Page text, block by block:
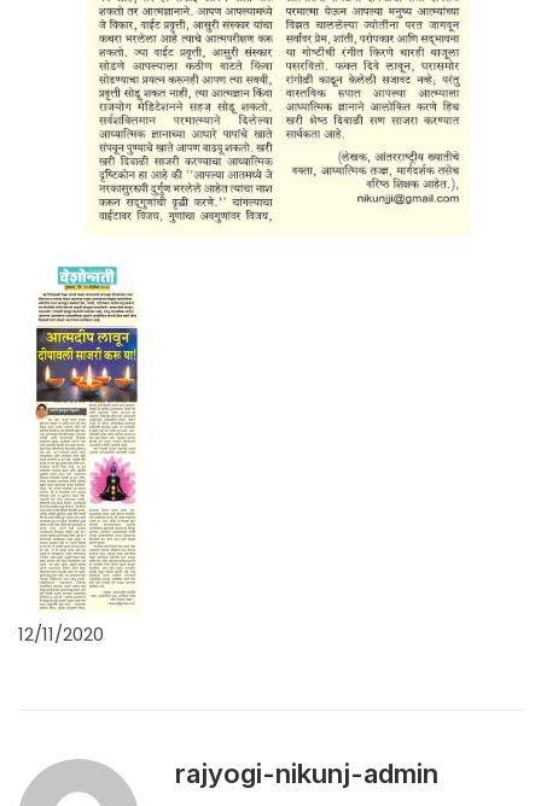
12/11/2020
rajyogi-nikunj-admin